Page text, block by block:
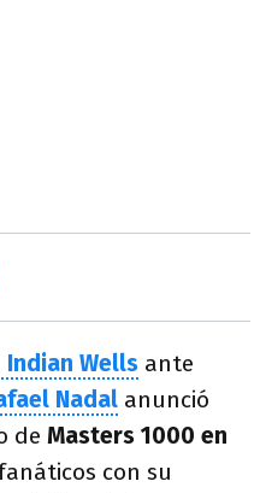
Indian Wells ante
Nadal anunció
de Masters 1000 en
con su